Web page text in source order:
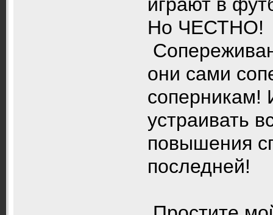
Но ЧЕСТНО!
они сами
соперникам!
устраивать
повышения
последней!